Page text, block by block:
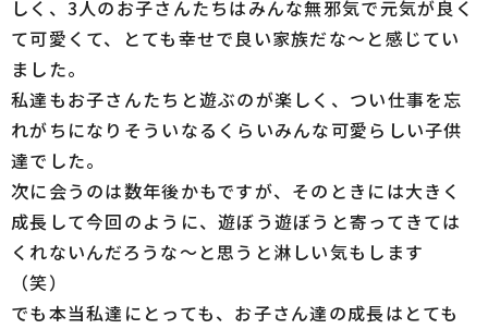
しく、3人のお子さんたちはみんな無邪気で元気が良く
て可愛くて、とても幸せで良い家族だな～と感じてい
ました。
私達もお子さんたちと遊ぶのが楽しく、つい仕事を忘
れがちになりそういなるくらいみんな可愛らしい子供
達でした。
次に会うのは数年後かもですが、そのときには大きく
成長して今回のように、遊ぼう遊ぼうと寄ってきては
くれないんだろうな～と思うと淋しい気もします
（笑）
でも本当私達にとっても、お子さん達の成長はとても